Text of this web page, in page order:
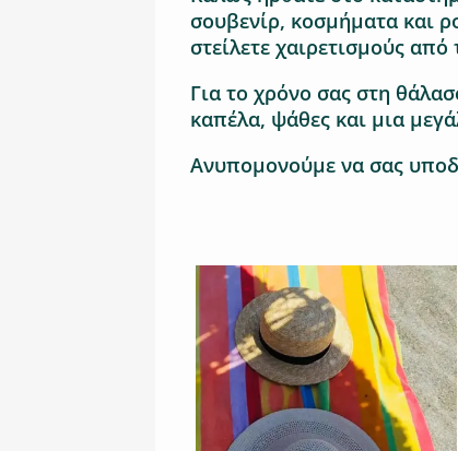
σουβενίρ, κοσμήματα και
στείλετε χαιρετισμούς
Για το χρόνο σας στη
καπέλα, ψάθες και μια
Ανυπομονούμε να σας